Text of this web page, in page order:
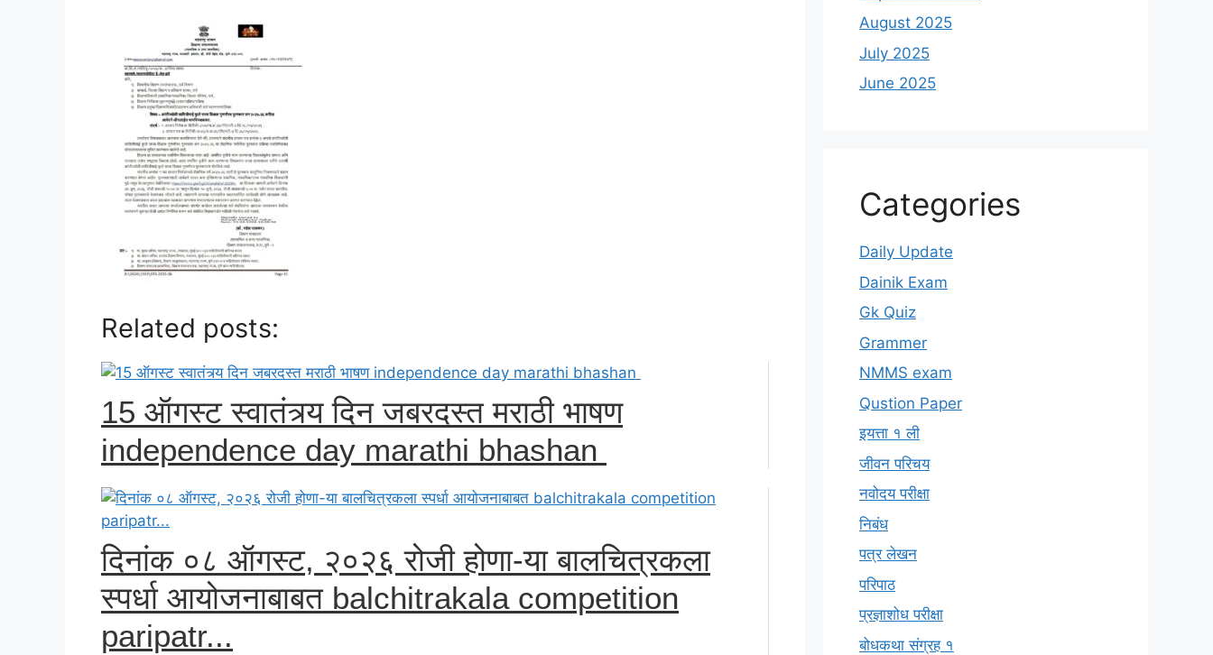
Related posts:
15 ऑगस्ट स्वातंत्र्य दिन जबरदस्त मराठी भाषण
independence day marathi bhashan
दिनांक ०८ ऑगस्ट, २०२६ रोजी होणा-या बालचित्रकला
स्पर्धा आयोजनाबाबत balchitrakala competition
paripatr...
August 2025
July 2025
June 2025
Categories
Daily Update
Dainik Exam
Gk Quiz
Grammer
NMMS exam
Qustion Paper
इयत्ता १ ली
जीवन परिचय
नवोदय परीक्षा
निबंध
पत्र लेखन
परिपाठ
प्रज्ञाशोध परीक्षा
बोधकथा संग्रह १